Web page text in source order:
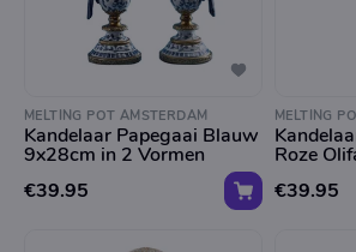
MELTING POT AMSTERDAM
Kandelaar Papegaai Blauw
9x28cm in 2 Vormen
€39.95
MELTING
Roze
€39.95